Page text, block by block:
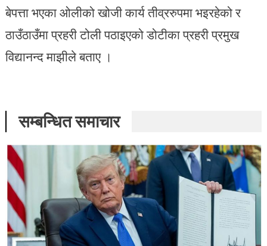
बेपत्ता भएका ओलीको खोजी कार्य तीव्ररुपमा भइरहेको र
ठाउँठाउँमा प्रहरी टोली पठाइएको डोटीका प्रहरी प्रमुख
विद्यानन्द माझीले बताए ।
सम्बन्धित समाचार